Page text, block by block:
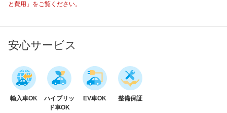
と費用」をご覧ください。
安心サービス
輸入車OK
ハイブリッ
ド車OK
EV車OK 整備保証